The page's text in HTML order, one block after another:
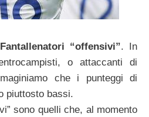
Fantallenatori “offensivi”. In
o attaccanti di
che i punteggi di
piuttosto bassi.
sono quelli che, al momento